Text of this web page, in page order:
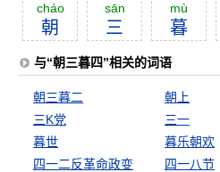
cháo
朝
sān
三
mù
暮
与“朝三暮四”相关的词语
朝三暮二 朝上
三K党
三一
暮世
暮乐朝欢
四一二反革命政变
四一八节